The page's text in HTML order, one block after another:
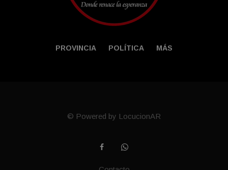
PROVINCIA POLÍTICA MÁS
© Powered by LocucionAR